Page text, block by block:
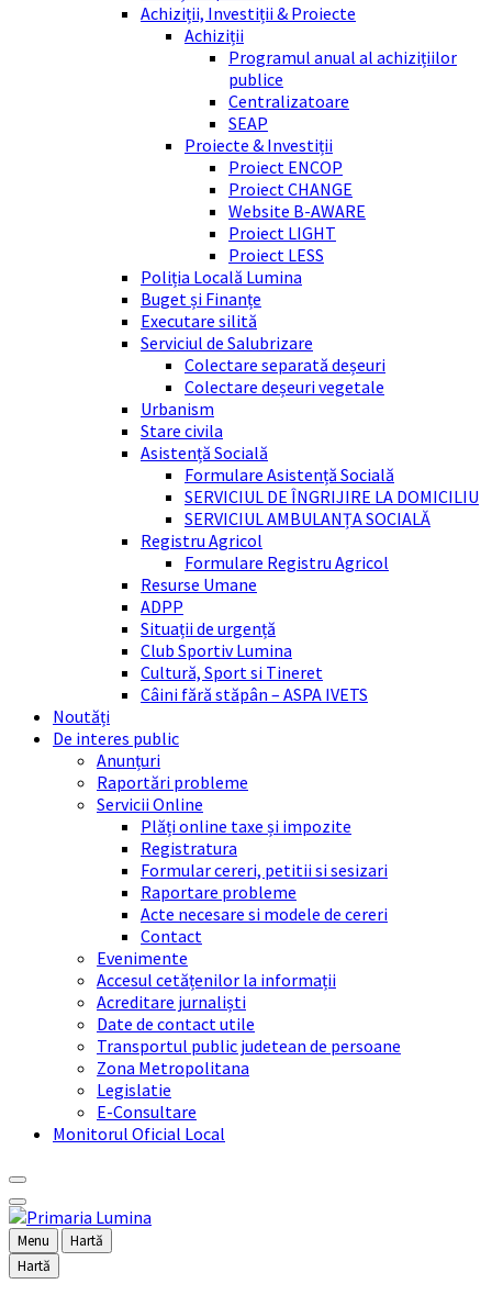
Achiziții, Investiții & Proiecte
Achiziții
Programul anual al achizițiilor
publice
Centralizatoare
SEAP
Proiecte & Investiții
Proiect ENCOP
Proiect CHANGE
Website B-AWARE
Proiect LIGHT
Proiect LESS
Poliția Locală Lumina
Buget și Finanțe
Executare silită
Serviciul de Salubrizare
Colectare separată deșeuri
Colectare deșeuri vegetale
Urbanism
Stare civila
Asistență Socială
Formulare Asistență Socială
SERVICIUL DE ÎNGRIJIRE LA DOMICILIU
SERVICIUL AMBULANȚA SOCIALĂ
Registru Agricol
Formulare Registru Agricol
Resurse Umane
ADPP
Situații de urgență
Club Sportiv Lumina
Cultură, Sport si Tineret
Câini fără stăpân – ASPA IVETS
Noutăți
De interes public
Anunțuri
Raportări probleme
Servicii Online
Plăți online taxe și impozite
Registratura
Formular cereri, petitii si sesizari
Raportare probleme
Acte necesare si modele de cereri
Contact
Evenimente
Accesul cetățenilor la informații
Acreditare jurnaliști
Date de contact utile
Transportul public judetean de persoane
Zona Metropolitana
Legislatie
E-Consultare
Monitorul Oficial Local
Menu
Hartă
Hartă